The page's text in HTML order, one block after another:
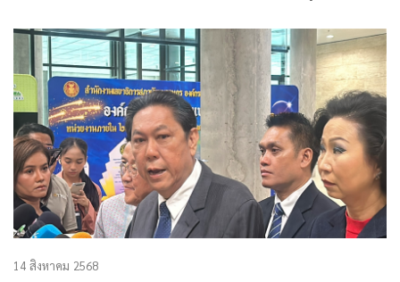
14 สิงหาคม 2568